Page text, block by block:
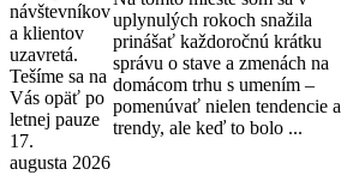
návštevníkov
a klientov
uzavretá.
Tešíme sa na
Vás opäť po
letnej pauze
17.
augusta 2026
uplynulých rokoch snažila
prinášať každoročnú krátku
správu o stave a zmenách na
domácom trhu s umením –
pomenúvať nielen tendencie a
trendy, ale keď to bolo ...